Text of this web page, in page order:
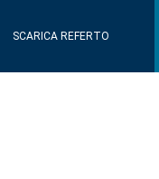
SCARICA REFERTO